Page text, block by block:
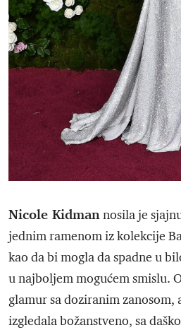
Nicole Kidmannosila je
jednim ramenom iz kolekcije
kao da bi mogla da spadne u
u najboljem mogućem smislu.
glamur sa doziranim zanosom,
izgledala božanstveno, sa